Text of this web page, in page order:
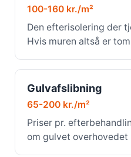
100-160 kr./m²
Den efterisolering der
Hvis muren altså er
Gulvafslibning
65-200 kr./m²
Priser pr.
om gulvet overhovedet